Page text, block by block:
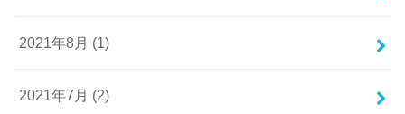
2021年8月 (1)
2021年7月 (2)